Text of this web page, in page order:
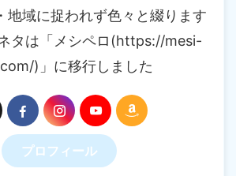
地域に捉われず色々と綴ります
タは「メシペロ(https://mesi-
)」に移行しました
プロフィール